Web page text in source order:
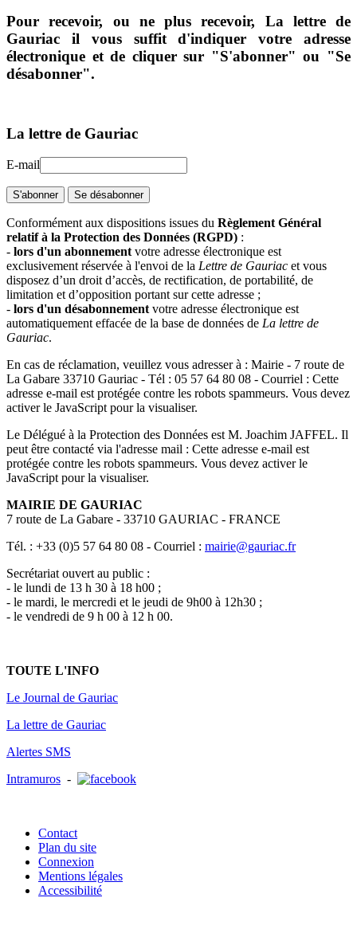
Pour recevoir, ou ne plus recevoir, La lettre de
Gauriac il vous suffit d'indiquer votre adresse
électronique et de cliquer sur "S'abonner" ou "Se
désabonner".
La lettre de Gauriac
E-mail
S'abonner Se désabonner
Conformément aux dispositions issues du Règlement Général
relatif à la Protection des Données (RGPD) :
- lors d'un abonnement votre adresse électronique est
exclusivement réservée à l'envoi de la Lettre de Gauriac et vous
disposez d’un droit d’accès, de rectification, de portabilité, de
limitation et d’opposition portant sur cette adresse ;
- lors d'un désabonnement votre adresse électronique est
automatiquement effacée de la base de données de La lettre de
Gauriac.
En cas de réclamation, veuillez vous adresser à : Mairie - 7 route de
La Gabare 33710 Gauriac - Tél : 05 57 64 80 08 - Courriel : Cette
adresse e-mail est protégée contre les robots spammeurs. Vous devez
activer le JavaScript pour la visualiser.
Le Délégué à la Protection des Données est M. Joachim JAFFEL. Il
peut être contacté via l'adresse mail : Cette adresse e-mail est
protégée contre les robots spammeurs. Vous devez activer le
JavaScript pour la visualiser.
MAIRIE DE GAURIAC
7 route de La Gabare - 33710 GAURIAC - FRANCE
Tél. : +33 (0)5 57 64 80 08 - Courriel : mairie@gauriac.fr
Secrétariat ouvert au public :
- le lundi de 13 h 30 à 18 h00 ;
- le mardi, le mercredi et le jeudi de 9h00 à 12h30 ;
- le vendredi de 9 h 00 à 12 h 00.
TOUTE L'INFO
Le Journal de Gauriac
La lettre de Gauriac
Alertes SMS
Intramuros -
Contact
Plan du site
Connexion
Mentions légales
Accessibilité